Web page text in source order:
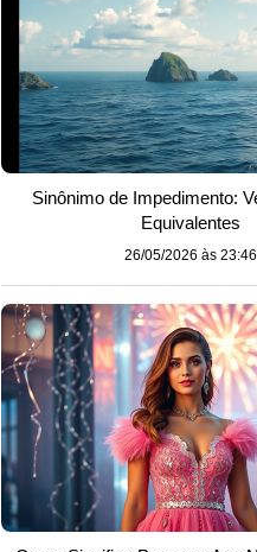
Sinônimo de Impedimento:
Equivalentes
26/05/2026 às 23:46